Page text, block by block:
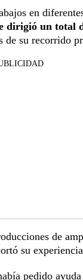
en
dirigió un total
de su recorrido
de
su
pedido ayuda